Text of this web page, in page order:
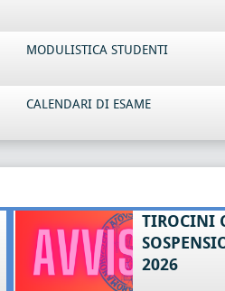
MODULISTICA STUDENTI
CALENDARI DI ESAME
TIROCINI
2026